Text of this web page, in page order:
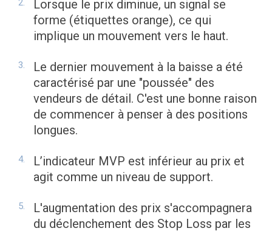
Lorsque le prix diminue, un signal se
forme (étiquettes orange), ce qui
implique un mouvement vers le haut.
Le dernier mouvement à la baisse a été
caractérisé par une "poussée" des
vendeurs de détail. C'est une bonne raison
de commencer à penser à des positions
longues.
L’indicateur MVP est inférieur au prix et
agit comme un niveau de support.
L'augmentation des prix s'accompagnera
du déclenchement des Stop Loss par les